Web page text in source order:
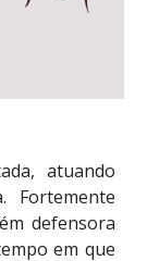
atuando
Fortemente
defensora
em que